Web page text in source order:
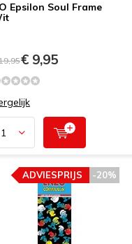
Epsilon Soul Frame
€ 9,95
-20%
ADVIESPRIJS